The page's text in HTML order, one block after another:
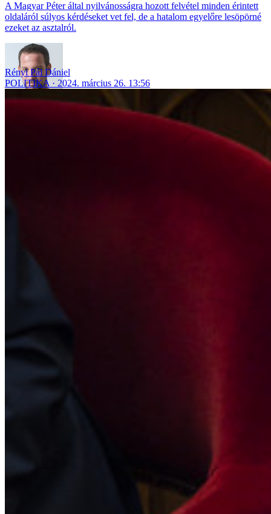
A Magyar Péter által nyilvánosságra hozott felvétel minden érintett
oldaláról súlyos kérdéseket vet fel, de a hatalom egyelőre lesöpörné
ezeket az asztalról.
Rényi Pál Dániel
POLITIKA
2024. március 26. 13:56